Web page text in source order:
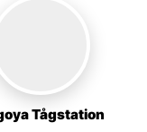
Tågstation